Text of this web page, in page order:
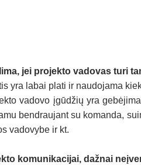
jei projekto vadovas turi
yra labai plati ir naudojama
vadovo įgūdžių yra
bendraujant su komanda,
vadovybe ir kt.
komunikacijai, dažnai